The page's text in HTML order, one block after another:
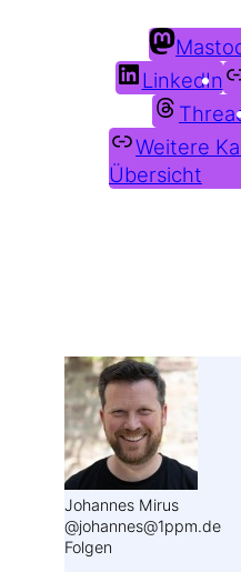
LinkedIn
Weitere
Übersicht
Johannes Mirus
@johannes@1ppm.de
Folgen